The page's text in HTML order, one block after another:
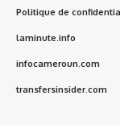
Politique de
laminute.info
infocameroun.com
transfersinsider.com